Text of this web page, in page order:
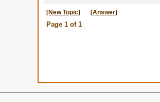
[New Topic] [Answer]
Page 1 of 1